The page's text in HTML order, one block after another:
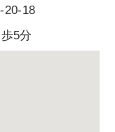
20-18
5分